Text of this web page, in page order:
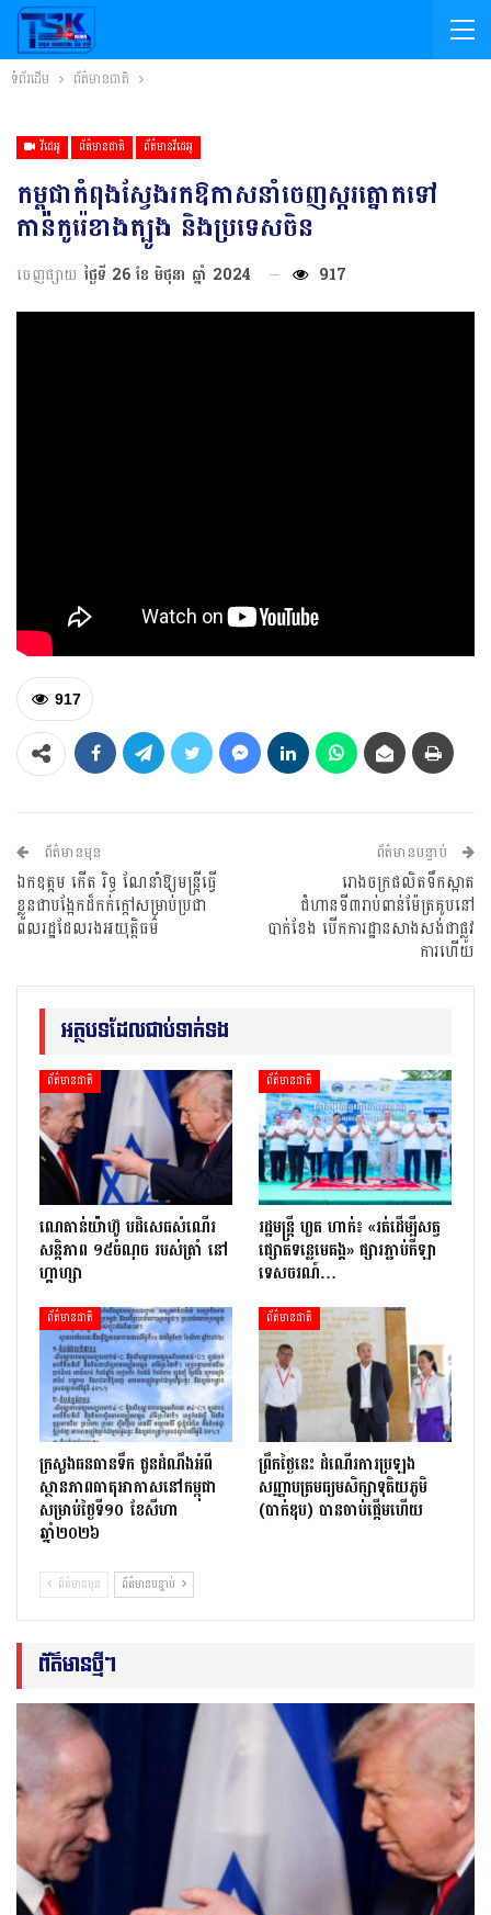
ទំព័រដើម ព័ត៌មានជាតិ
វីដេអូ ព័ត៌មានជាតិ ព័ត៌មានវីដេអូ
កម្ពុជាកំពុងស្វែងរកឱកាសនាំចេញស្ករត្នោតទៅ
កាន់កូរ៉េខាងត្បូង និងប្រទេសចិន
ចេញផ្សាយ ថ្ងៃទី 26 ខែ មិថុនា ឆ្នាំ 2024 917
917
ព័ត៌មានមុន
ឯកឧត្តម កើត រិទ្ធ ណែនាំឱ្យមន្ដ្រីធ្វើ
ខ្លួនជាបង្អែកដ៏កក់ក្តៅសម្រាប់ប្រជា
ពលរដ្ឋដែលរងអយុត្តិធម៌
ព័ត៌មានបន្ទាប់
រោងចក្រផលិតទឹកស្អាត
ជំហានទី៣រាប់ពាន់ម៉ែត្រគូបនៅ
បាក់ខែង បើកការដ្ឋានសាងសង់ជាផ្លូវ
ការហើយ
អត្ថបទដែលជាប់ទាក់ទង
ព័ត៌មានជាតិ
ណេតាន់យ៉ាហ៊ូ បដិសេធសំណើរ
សន្តិភាព ១៥ចំណុច របស់ត្រាំ នៅ
ហ្គាហ្សា
ព័ត៌មានជាតិ
រដ្ឋមន្ត្រី ហួត ហាក់៖ «រត់ដើម្បីសត្វ
ផ្សោតទន្លេមេគង្គ» ផ្សារភ្ជាប់កីឡា
ទេសចរណ៍…
ព័ត៌មានជាតិ
ក្រសួងធនធានទឹក ជូនដំណឹងអំពី
ស្ថានភាពធាតុអាកាសនៅកម្ពុជា
សម្រាប់ថ្ងៃទី១០ ខែសីហា
ឆ្នាំ២០២៦
ព័ត៌មានជាតិ
ព្រឹកថ្ងៃនេះ ដំណើរការប្រឡង
សញ្ញាបត្រមធ្យមសិក្សាទុតិយភូមិ
(បាក់ឌុប) បានចាប់ផ្តើមហើយ
ព័ត៌មានមុន ព័ត៌មានបន្ទាប់
ព័ត៌មានថ្មីៗ